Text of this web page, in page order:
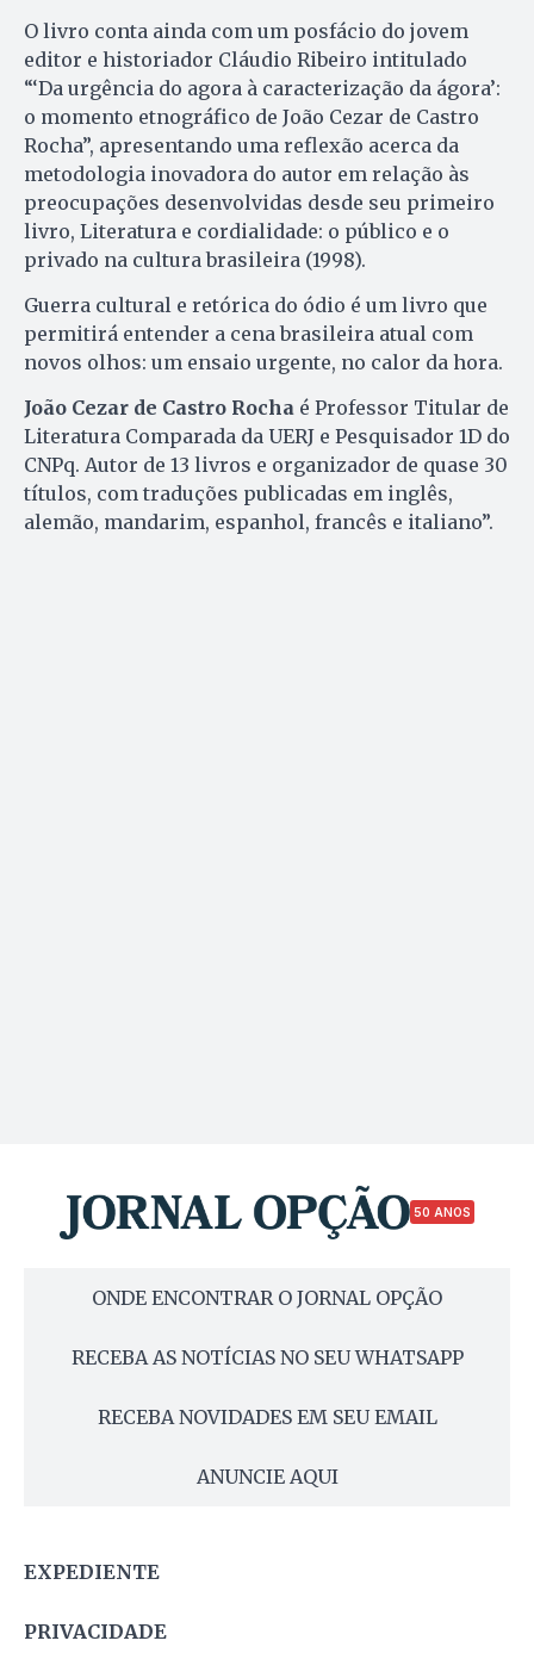
O livro conta ainda com um posfácio do jovem
editor e historiador Cláudio Ribeiro intitulado
“‘Da urgência do agora à caracterização da ágora’:
o momento etnográfico de João Cezar de Castro
Rocha”, apresentando uma reflexão acerca da
metodologia inovadora do autor em relação às
preocupações desenvolvidas desde seu primeiro
livro, Literatura e cordialidade: o público e o
privado na cultura brasileira (1998).
Guerra cultural e retórica do ódio é um livro que
permitirá entender a cena brasileira atual com
novos olhos: um ensaio urgente, no calor da hora.
João Cezar de Castro Rocha é Professor Titular de
Literatura Comparada da UERJ e Pesquisador 1D do
CNPq. Autor de 13 livros e organizador de quase 30
títulos, com traduções publicadas em inglês,
alemão, mandarim, espanhol, francês e italiano”.
50 ANOS
ONDE ENCONTRAR O JORNAL OPÇÃO
RECEBA AS NOTÍCIAS NO SEU WHATSAPP
RECEBA NOVIDADES EM SEU EMAIL
ANUNCIE AQUI
EXPEDIENTE
PRIVACIDADE